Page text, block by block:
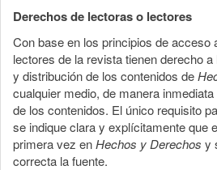
Derechos de lectoras o lectores
Con base en los principios de acceso
lectores de la revista tienen derecho
y distribución de los contenidos de
cualquier medio, de manera
de los contenidos. El único requisito
se indique clara y explícitamente que
primera vez enHechos y Derechos y
correcta la fuente.